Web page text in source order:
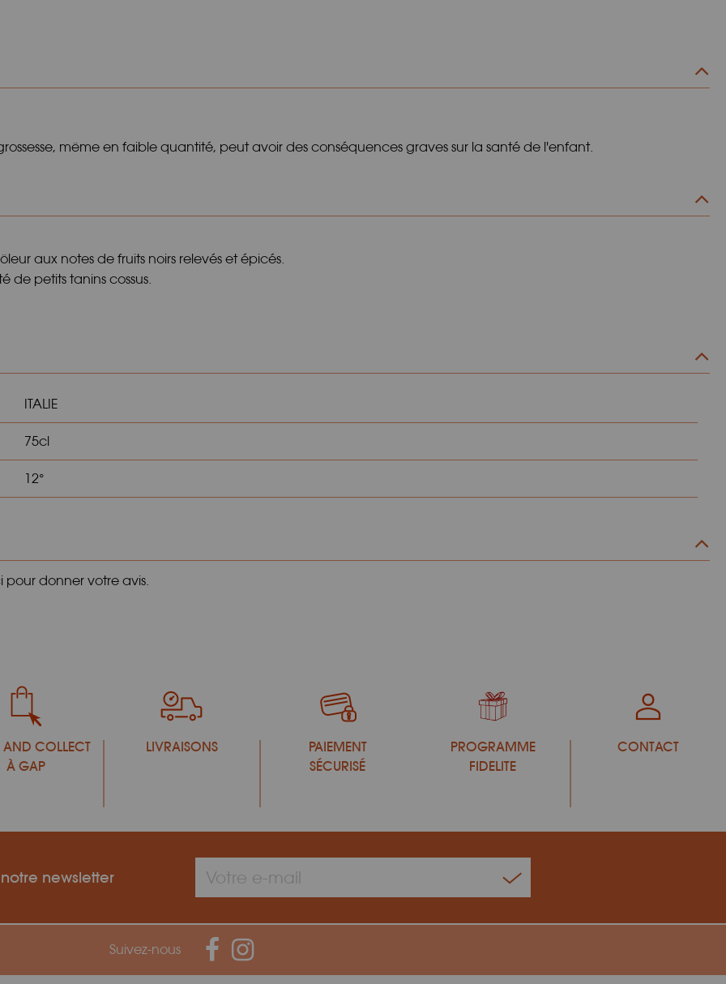
même en faible quantité, peut avoir des conséquences graves sur la santé de l'enfant.
aux notes de fruits noirs relevés et épicés.
de petits tanins cossus.
ITALIE
75cl
12°
pour donner votre avis.
COLLECT
À GAP
LIVRAISONS
PAIEMENT
SÉCURISÉ
PROGRAMME
FIDELITE
CONTACT
newsletter
Suivez-nous